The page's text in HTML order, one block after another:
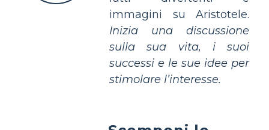
immagini su Aristotele.
Inizia una discussione
sulla sua vita, i suoi
successi e le sue idee per
stimolare l’interesse.